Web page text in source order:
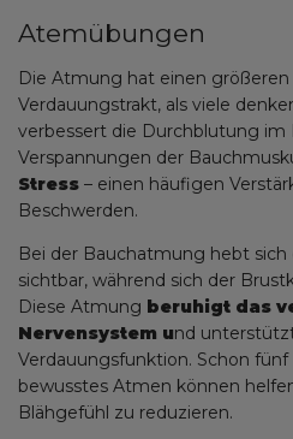
Atemübungen
Die Atmung hat einen größeren
Verdauungstrakt, als viele
verbessert die Durchblutung im
Verspannungen der
Stress – einen häufigen
Beschwerden.
Bei der Bauchatmung hebt
sichtbar, während sich der
Diese Atmung beruhigt das
Nervensystem und
Verdauungsfunktion. Schon
bewusstes Atmen können
Blähgefühl zu reduzieren.